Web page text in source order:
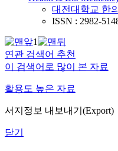
대전대학교 한
ISSN : 2982-
1
연관 검색어 추천
이 검색어로 많이 본 자료
활용도 높은 자료
서지정보 내보내기(Export)
닫기